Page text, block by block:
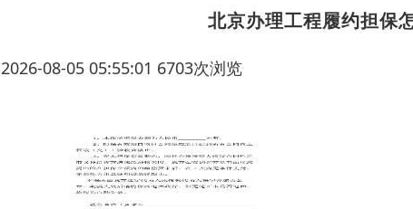
北京办理工程履约担保
2026-08-05 05:55:01 6703次浏览